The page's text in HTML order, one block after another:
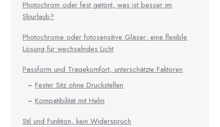
Photochrom oder fest getönt, was ist besser im
Skiurlaub?
Photochrome oder fotosensitive Gläser: eine flexible
Lösung für wechselndes Licht
Passform und Tragekomfort, unterschätzte Faktoren
Fester Sitz ohne Druckstellen
Kompatibilität mit Helm
Stil und Funktion, kein Widerspruch